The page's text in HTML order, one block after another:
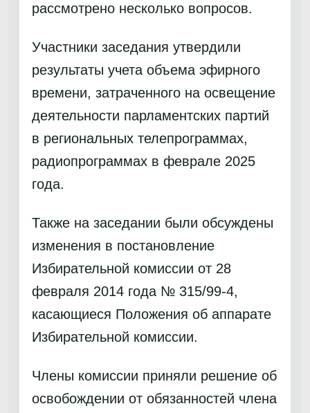
рассмотрено несколько вопросов.
Участники заседания утвердили
результаты учета объема эфирного
времени, затраченного на освещение
деятельности парламентских партий
в региональных телепрограммах,
радиопрограммах в феврале 2025
года.
Также на заседании были обсуждены
изменения в постановление
Избирательной комиссии от 28
февраля 2014 года № 315/99-4,
касающиеся Положения об аппарате
Избирательной комиссии.
Члены комиссии приняли решение об
освобождении от обязанностей члена